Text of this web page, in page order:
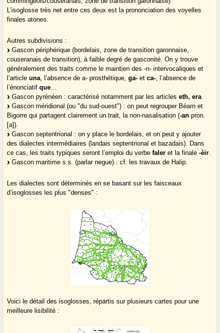
L’isoglosse très net entre ces deux est la prononciation des voyelles
finales atones.
Autres subdivisions :
Gascon périphérique (bordelais, zone de transition garonnaise,
couseranais de transition), à faible degré de gasconité. On y trouve
généralement des traits comme le maintien des -n- intervocaliques et
l’articleuna, l’absence de a- prosthétique,ga- etca-, l’absence de
l’énonciatifque...
Gascon pyrénéen : caractérisé notamment par les articleseth, era.
Gascon méridional (ou "du sud-ouest") : on peut regrouper Béarn et
Bigorre qui partagent clairement un trait, la non-nasalisation (-an pron.
[a]).
Gascon septentrional : on y place le bordelais, et on peut y ajouter
des dialectes intermédiaires (landais septentrional et bazadais). Dans
ce cas, les traits typiques seront l’emploi du verbefaler et la finale-èir.
Gascon maritime s.s. (parlar negue) : cf. les travaux de Halip.
Les dialectes sont déterminés en se basant sur les faisceaux
d’isoglosses les plus "denses" :
Voici le détail des isoglosses, répartis sur plusieurs cartes pour une
meilleure lisibilité :